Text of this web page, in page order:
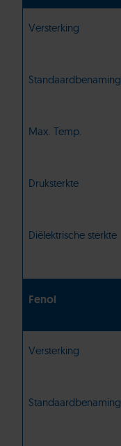
Versterking
Standaardbenaming
Max. Temp.
Druksterkte
Diëlektrische sterkte
Fenol
Versterking
Standaardbenaming